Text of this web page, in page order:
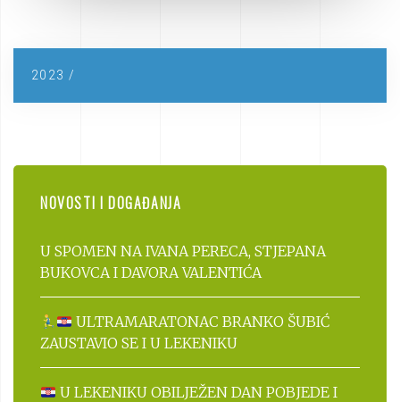
2023 /
NOVOSTI I DOGAĐANJA
U SPOMEN NA IVANA PERECA, STJEPANA
BUKOVCA I DAVORA VALENTIĆA
ULTRAMARATONAC BRANKO ŠUBIĆ
ZAUSTAVIO SE I U LEKENIKU
U LEKENIKU OBILJEŽEN DAN POBJEDE I